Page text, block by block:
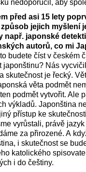
nedoporučil, aby
před asi 15 lety
způsob jejich myšlení
např. japonské
autorů, co mi
budete číst v českém
japonštinu? Nás
skutečnost je řecký.
věta podmět
podmět vytvořit. Ale
výkladů. Japonština
přístup ke
vyrůstali, právě
za přirozené. A
i skutečnost se
katolického
i do češtiny.